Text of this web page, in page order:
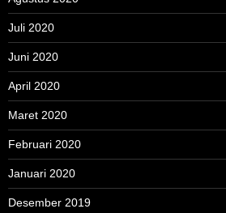
Juli 2020
Juni 2020
April 2020
Maret 2020
Februari 2020
Januari 2020
Desember 2019